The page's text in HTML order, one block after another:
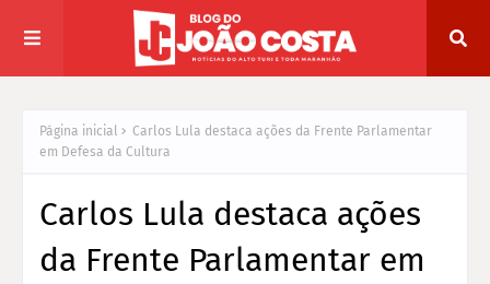
Página inicial
Carlos Lula destaca ações da Frente Parlamentar
em Defesa da Cultura
Carlos Lula destaca ações
da Frente Parlamentar em